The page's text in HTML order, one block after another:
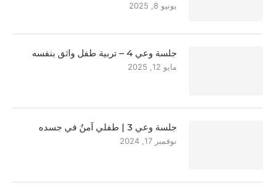
يونيو 8, 2025
جلسة وعي 4 – تربية طفل واثق بنفسه
مايو 12, 2025
جلسة وعي 3 | طفلي آمنٌ في جسده
نوفمبر 17, 2024